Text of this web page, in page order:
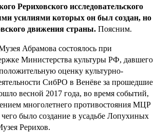
Рериховского исследовательского
усилиями которых он был создан, но
движения страны. Поясним.
Абрамова состоялось при
Министерства культуры РФ, давшего
оценку культурно-
СибРО в Венёве за прошедшие
весной 2017 года, во время событий,
многолетнего противостояния МЦР
было создание в усадьбе Лопухиных
Рерихов.